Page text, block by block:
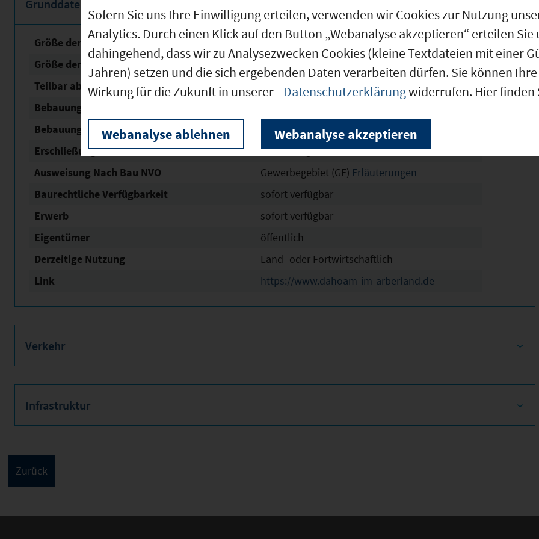
Grunddaten
Größe der unbebauten Fläche
10.322 m²
Größe der Fläche mit Baurecht
10.322 m²
Teilbar ab
10.322 m²
Bebauungsplan Nr. / Name
Bebauungsplan Status
rechtskräftig
Erschließung
vollständig erschlossen
Ausweisung Nach Bau NVO
Gewerbegebiet (GE) Erläuterungen
Baurechtliche Verfügbarkeit
sofort verfügbar
Erwerb
sofort verfügbar
Eigentümer
öffentlich
Derzeitige Nutzung
Land- oder Fortwirtschaftlich
Link
https://www.dahoam-im-arberland.de
Verkehr
Infrastruktur
Sofern Sie uns Ihre Einwilligung erteilen, verwenden wir Cookies zur Nutzung
Analytics. Durch einen Klick auf den Button „Webanalyse akzeptieren“ erteilen
dahingehend, dass wir zu Analysezwecken Cookies (kleine Textdateien mit einer
Jahren) setzen und die sich ergebenden Daten verarbeiten dürfen. Sie können
Wirkung für die Zukunft in unserer
Datenschutzerklärungwiderrufen. Hier
Webanalyse ablehnen Webanalyse akzeptieren